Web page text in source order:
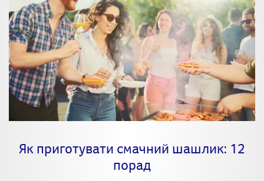
Як приготувати смачний шашлик: 12
порад